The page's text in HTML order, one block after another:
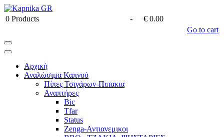
0 Products -
€ 0.00
Go to cart
Αρχική
Αναλώσιμα Καπνού
Πίπες Τσιγάρων-Πιπακια
Αναπτήρες
Bic
Tfar
Status
Zenga-Αντιανεμικοι